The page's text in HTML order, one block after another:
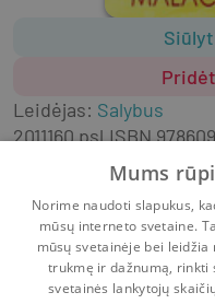
Leidėjas: Salybus
2011160 psl.ISBN
Minkštas
Natūralioji ir
Negrožinė literatūra
Sveika gyvensena
Mums
Norime naudoti slapukus,
mūsų interneto svetaine.
mūsų svetainėje bei
trukmę ir dažnumą,
svetainės lankytojų